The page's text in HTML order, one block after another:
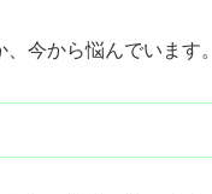
今から悩んでいます。